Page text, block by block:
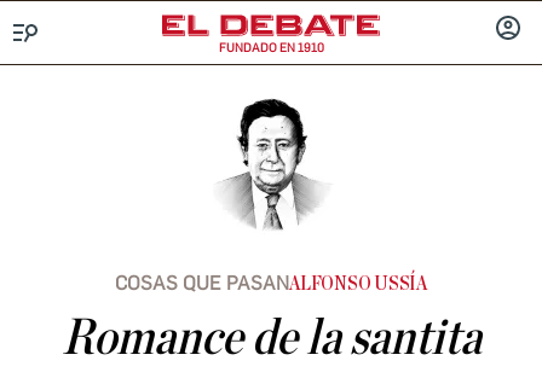
FUNDADO EN 1910
COSAS QUE PASANALFONSO USSÍA
Romance de la santita